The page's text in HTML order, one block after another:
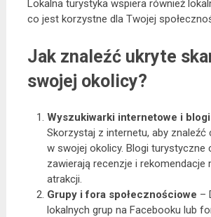
Lokalna turystyka wspiera również
co jest korzystne dla Twojej
Jak znaleźć ukryte
swojej okolicy?
Wyszukiwarki internetowe i
Skorzystaj z internetu, aby znaleźć
w swojej okolicy. Blogi turystyczne
zawierają recenzje i rekomendacje
atrakcji.
Grupy i fora społecznościowe –
lokalnych grup na Facebooku lub